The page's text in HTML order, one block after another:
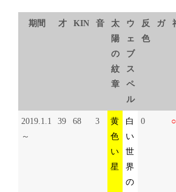
期間 才 KIN 音
太
陽
の
紋
章
ウ
ェ
ブ
ス
ペ
ル
反
色
ガ
2019.1.1
～
39 68 3
黄
色
い
星
白
い
世
界
の
0 ○